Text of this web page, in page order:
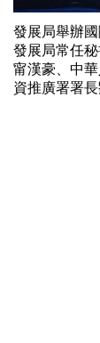
發展局舉辦
發展局常任
甯漢豪、中
資推廣署署